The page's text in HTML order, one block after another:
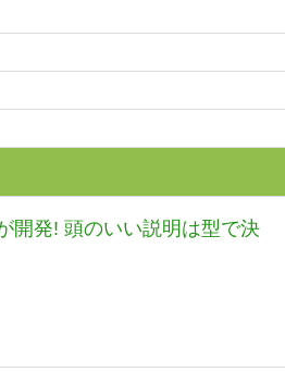
開発! 頭のいい説明は型で決